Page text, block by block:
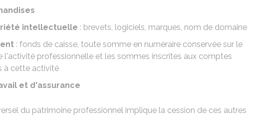
intellectuelle : brevets, logiciels, marques, nom de domaine
: fonds de caisse, toute somme en numéraire conservée sur le
l'activité professionnelle et les sommes inscrites aux comptes
à cette activité
et d'assurance
du patrimoine professionnel implique la cession de ces autres